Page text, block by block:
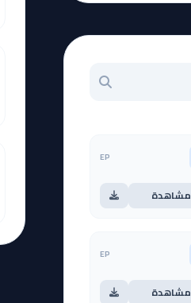
EP
مشاهدة
EP
مشاهدة